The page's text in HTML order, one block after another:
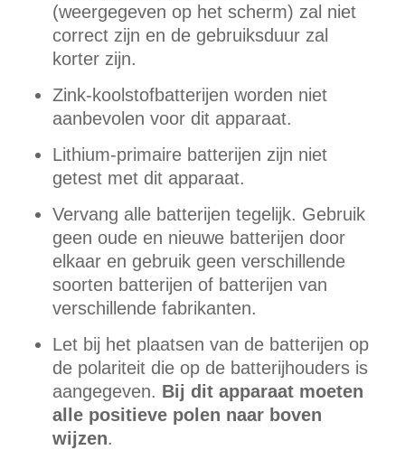
(weergegeven op het scherm) zal niet
correct zijn en de gebruiksduur zal
korter zijn.
Zink-koolstofbatterijen worden niet
aanbevolen voor dit apparaat.
Lithium-primaire batterijen zijn niet
getest met dit apparaat.
Vervang alle batterijen tegelijk. Gebruik
geen oude en nieuwe batterijen door
elkaar en gebruik geen verschillende
soorten batterijen of batterijen van
verschillende fabrikanten.
Let bij het plaatsen van de batterijen op
de polariteit die op de batterijhouders is
aangegeven. Bij dit apparaat moeten
alle positieve polen naar boven
wijzen.